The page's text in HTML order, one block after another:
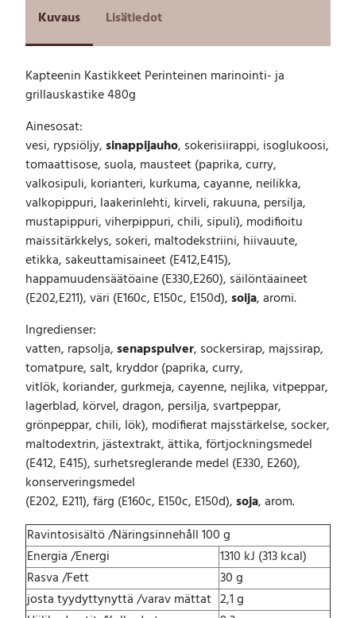
e
n
i
K
a
t
i
k
k
e
e
t
P
e
r
i
t
e
i
n
e
n
m
a
r
i
n
o
i
n
t
i
-
j
Kuvaus Lisätiedot
Kapteenin Kastikkeet Perinteinen marinointi- ja
grillauskastike 480g
Ainesosat:
vesi, rypsiöljy,sinappijauho, sokerisiirappi, isoglukoosi,
tomaattisose, suola, mausteet (paprika, curry,
valkosipuli, korianteri, kurkuma, cayanne, neilikka,
valkopippuri, laakerinlehti, kirveli, rakuuna, persilja,
mustapippuri, viherpippuri, chili, sipuli), modifioitu
maissitärkkelys, sokeri, maltodekstriini, hiivauute,
etikka, sakeuttamisaineet (E412,E415),
happamuudensäätöaine (E330,E260), säilöntäaineet
(E202,E211), väri (E160c, E150c, E150d),soija, aromi.
Ingredienser:
vatten, rapsolja,senapspulver, sockersirap, majssirap,
tomatpure, salt, kryddor (paprika, curry,
vitlök, koriander, gurkmeja, cayenne, nejlika, vitpeppar,
lagerblad, körvel, dragon, persilja, svartpeppar,
grönpeppar, chili, lök), modifierat majsstärkelse, socker,
maltodextrin, jästextrakt, ättika, förtjockningsmedel
(E412, E415), surhetsreglerande medel (E330, E260),
konserveringsmedel
(E202, E211), färg (E160c, E150c, E150d),soja, arom.
Ravintosisältö /Näringsinnehåll 100 g
Energia /Energi
1310 kJ (313 kcal)
Rasva /Fett
30 g
josta tyydyttynyttä /varav mättat 2,1 g